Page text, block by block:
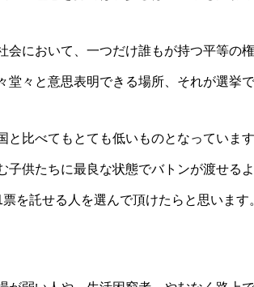
会において、一つだけ誰もが持つ平等の
堂々と意思表明できる場所、それが選挙で
と比べてもとても低いものとなっていま
子供たちに最良な状態でバトンが渡せる
を託せる人を選んで頂けたらと思いま